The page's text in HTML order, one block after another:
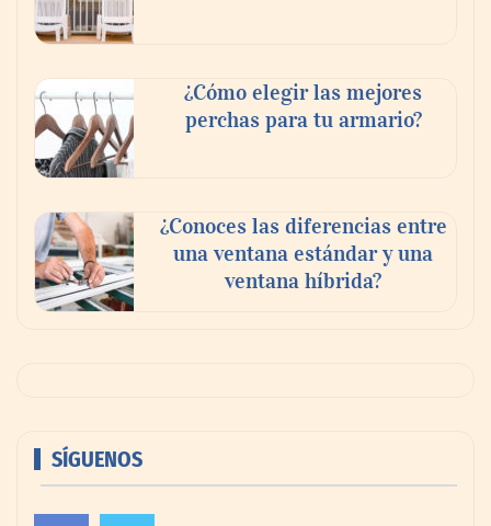
¿Cómo elegir las mejores
perchas para tu armario?
¿Conoces las diferencias entre
una ventana estándar y una
ventana híbrida?
SÍGUENOS